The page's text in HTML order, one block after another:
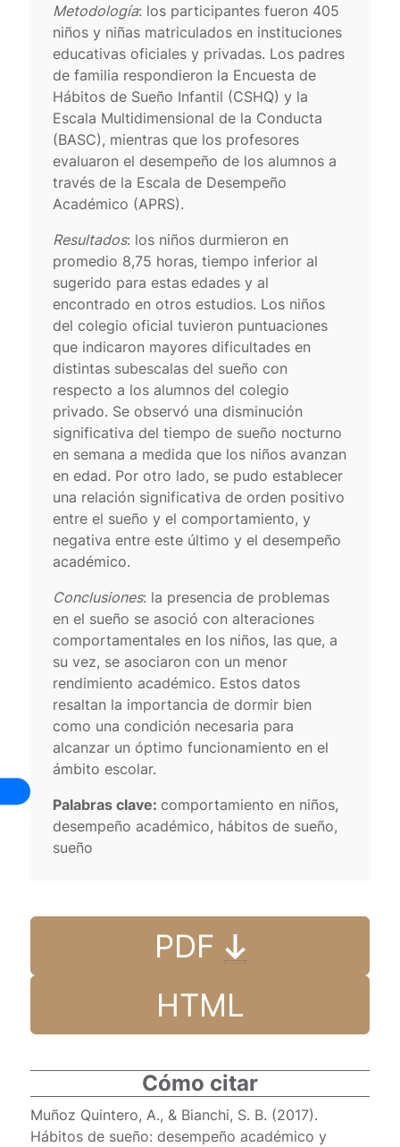
Metodología: los participantes fueron 405
niños y niñas matriculados en instituciones
educativas oficiales y privadas. Los padres
de familia respondieron la Encuesta de
Hábitos de Sueño Infantil (CSHQ) y la
Escala Multidimensional de la Conducta
(BASC), mientras que los profesores
evaluaron el desempeño de los alumnos a
través de la Escala de Desempeño
Académico (APRS).
Resultados: los niños durmieron en
promedio 8,75 horas, tiempo inferior al
sugerido para estas edades y al
encontrado en otros estudios. Los niños
del colegio oficial tuvieron puntuaciones
que indicaron mayores dificultades en
distintas subescalas del sueño con
respecto a los alumnos del colegio
privado. Se observó una disminución
significativa del tiempo de sueño nocturno
en semana a medida que los niños avanzan
en edad. Por otro lado, se pudo establecer
una relación significativa de orden positivo
entre el sueño y el comportamiento, y
negativa entre este último y el desempeño
académico.
Conclusiones: la presencia de problemas
en el sueño se asoció con alteraciones
comportamentales en los niños, las que, a
su vez, se asociaron con un menor
rendimiento académico. Estos datos
resaltan la importancia de dormir bien
como una condición necesaria para
alcanzar un óptimo funcionamiento en el
ámbito escolar.
Palabras clave:comportamiento en niños,
desempeño académico, hábitos de sueño,
sueño
PDF
HTML
Cómo citar
Muñoz Quintero, A., & Bianchi, S. B. (2017).
Hábitos de sueño: desempeño académico y